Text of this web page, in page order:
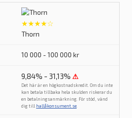
★★★★☆
Thorn
10 000 - 100 000 kr
9,84% - 31,13% ⚠
Det här är en högkostnadskredit. Om du inte
kan betala tillbaka hela skulden riskerar du
en betalningsanmärkning. För stöd, vänd
dig till hallåkonsument.se